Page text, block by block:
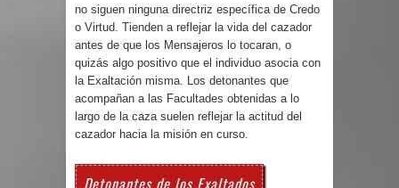
no siguen ninguna directriz específica de Credo
o Virtud. Tienden a reflejar la vida del cazador
antes de que los Mensajeros lo tocaran, o
quizás algo positivo que el individuo asocia con
la Exaltación misma. Los detonantes que
acompañan a las Facultades obtenidas a lo
largo de la caza suelen reflejar la actitud del
cazador hacia la misión en curso.
Detonantes de los Exaltados